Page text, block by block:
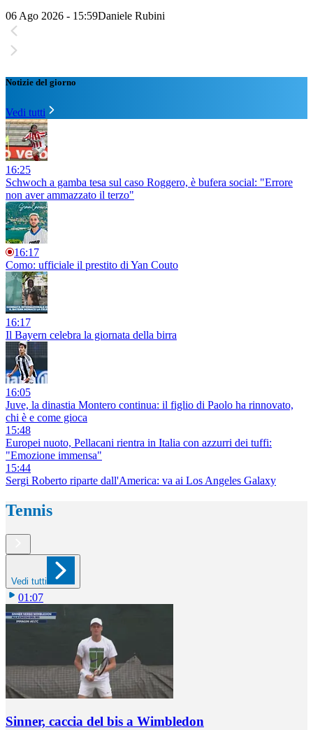
06 Ago 2026 - 15:59Daniele Rubini
Notizie del giorno
Vedi tutti
16:25
Schwoch a gamba tesa sul caso Roggero, è bufera social: "Errore
non aver ammazzato il terzo"
16:17
Como: ufficiale il prestito di Yan Couto
16:17
Il Bayern celebra la giornata della birra
16:05
Juve, la dinastia Montero continua: il figlio di Paolo ha rinnovato,
chi è e come gioca
15:48
Europei nuoto, Pellacani rientra in Italia con azzurri dei tuffi:
"Emozione immensa"
15:44
Sergi Roberto riparte dall'America: va ai Los Angeles Galaxy
Tennis
Vedi tutti
01:07
Sinner, caccia del bis a Wimbledon